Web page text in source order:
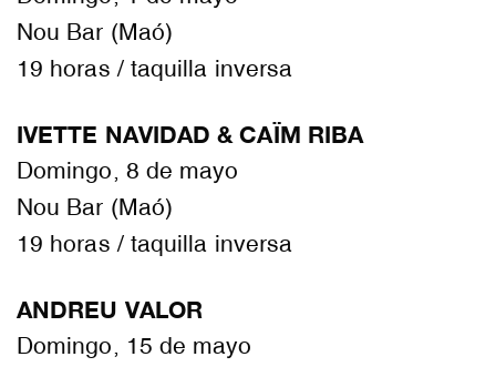
Nou Bar (Maó)
19 horas / taquilla inversa
IVETTE NAVIDAD & CAÏM RIBA
Domingo, 8 de mayo
Nou Bar (Maó)
19 horas / taquilla inversa
ANDREU VALOR
Domingo, 15 de mayo